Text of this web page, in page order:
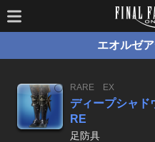
エオルゼ
RARE
EX
ディープシャド
RE
足防具